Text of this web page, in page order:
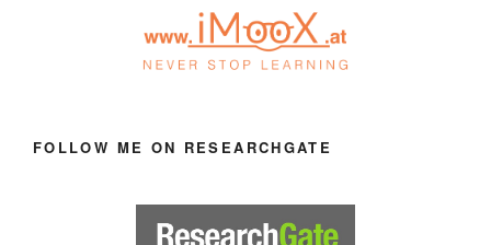
FOLLOW ME ON RESEARCHGATE